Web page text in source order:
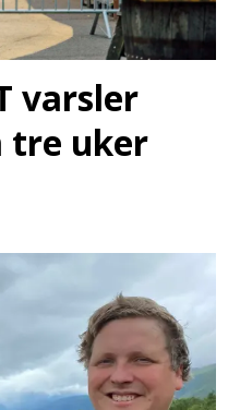
varsler
tre uker